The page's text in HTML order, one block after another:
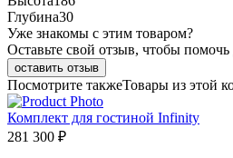
Глубина30
Уже знакомы с этим товаром?
Оставьте свой отзыв, чтобы
оставить отзыв
Посмотрите такжеТовары из этой
Комплект для гостиной Infinity
281 300 ₽